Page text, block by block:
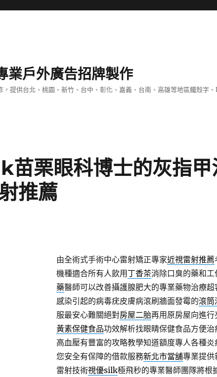
業戶外廣告招牌製作
，提供台北、桃園、新竹、台中、彰化、嘉義、台南、高雄等地區鐵殼
苗栗眼科博士的灰指
推薦
由全術式手術中心雷射矯正專家近視雷射推薦
機種適合所有人飲用 丁香茶消除口臭的藥和
藥醫師可以改善攝護腺肥大的專業藥物治療超
感染引起的病毒疣皮膚病滾刷牆面發霉的滾筒
服最安心難關絕對房屋二胎再用原房屋向進
黃素保健食品功效解析找眼睛保健食品方便
高血壓有豐富的攻略教學知道額度專人各種炎
您安全有保障的借款服務新北市當舖專業提供
雷射技術視優silk極飛秒的專業醫師團隊將根